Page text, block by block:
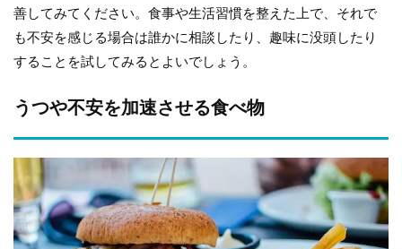
善してみてください。食事や生活習慣を整えた上で、それで
も不安を感じる場合は誰かに相談したり、趣味に没頭したり
することを試してみるとよいでしょう。
うつや不安を加速させる食べ物